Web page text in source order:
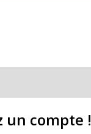
un compte !